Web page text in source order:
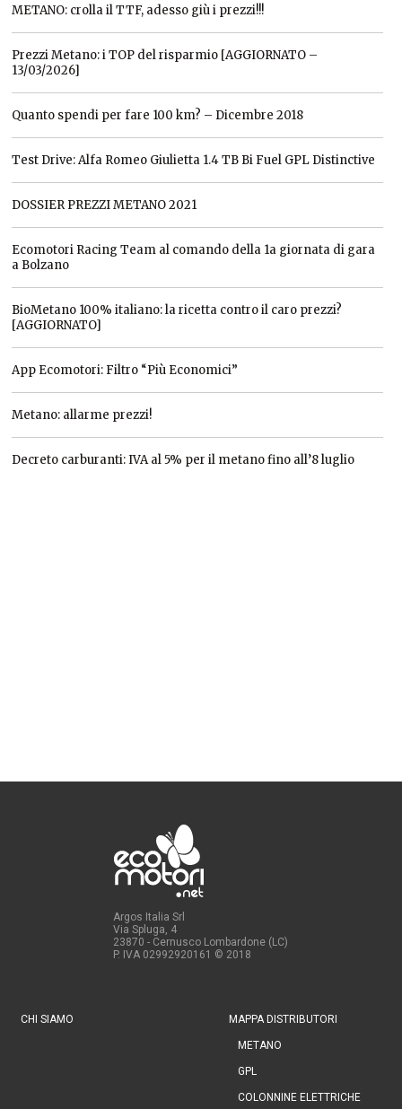
METANO: crolla il TTF, adesso giù i prezzi!!!
Prezzi Metano: i TOP del risparmio [AGGIORNATO –
13/03/2026]
Quanto spendi per fare 100 km? – Dicembre 2018
Test Drive: Alfa Romeo Giulietta 1.4 TB Bi Fuel GPL Distinctive
DOSSIER PREZZI METANO 2021
Ecomotori Racing Team al comando della 1a giornata di gara
a Bolzano
BioMetano 100% italiano: la ricetta contro il caro prezzi?
[AGGIORNATO]
App Ecomotori: Filtro “Più Economici”
Metano: allarme prezzi!
Decreto carburanti: IVA al 5% per il metano fino all’8 luglio
Argos Italia Srl
Via Spluga, 4
23870 - Cernusco Lombardone (LC)
P. IVA 02992920161 © 2018
CHI SIAMO MAPPA DISTRIBUTORI
METANO
GPL
COLONNINE ELETTRICHE